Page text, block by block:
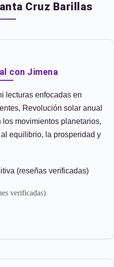
Cruz Barillas
con Jimena
lecturas enfocadas en
Revolución solar anual
movimientos planetarios,
equilibrio, la prosperidad y
(reseñas verificadas)
verificadas)